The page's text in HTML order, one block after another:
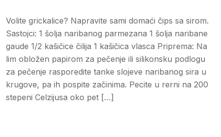
Volite grickalice? Napravite sami domaći čips sa sirom.
Sastojci: 1 šolja naribanog parmezana 1 šolja naribane
gaude 1/2 kašičice čilija 1 kašičica vlasca Priprema: Na
lim obložen papirom za pečenje ili silikonsku podlogu
za pečenje rasporedite tanke slojeve naribanog sira u
krugove, pa ih pospite začinima. Pecite u rerni na 200
stepeni Celzijusa oko pet […]